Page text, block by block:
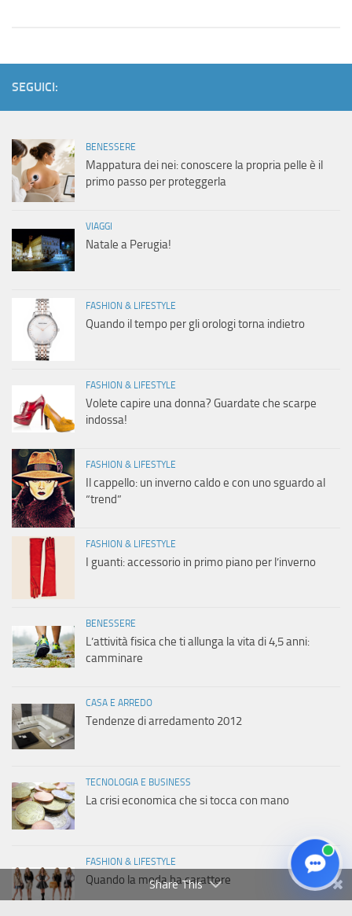
SEGUICI:
BENESSERE
Mappatura dei nei: conoscere la propria pelle è il
primo passo per proteggerla
VIAGGI
Natale a Perugia!
FASHION & LIFESTYLE
Quando il tempo per gli orologi torna indietro
FASHION & LIFESTYLE
Volete capire una donna? Guardate che scarpe
indossa!
FASHION & LIFESTYLE
Il cappello: un inverno caldo e con uno sguardo al
“trend”
FASHION & LIFESTYLE
I guanti: accessorio in primo piano per l’inverno
BENESSERE
L’attività fisica che ti allunga la vita di 4,5 anni:
camminare
CASA E ARREDO
Tendenze di arredamento 2012
TECNOLOGIA E BUSINESS
La crisi economica che si tocca con mano
FASHION & LIFESTYLE
Quando la moda ha carattere
Share This